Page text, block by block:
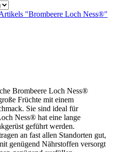
Brombeere Loch Ness®
Früchte mit einem
Sie sind ideal für
Ness® hat eine lange
geführt werden.
an fast allen Standorten gut,
genügend Nährstoffen versorgt